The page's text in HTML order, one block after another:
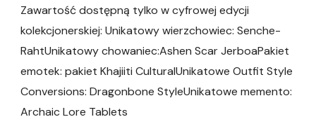
Zawartość dostępną tylko w cyfrowej edycji
kolekcjonerskiej: Unikatowy wierzchowiec: Senche-
RahtUnikatowy chowaniec:Ashen Scar JerboaPakiet
emotek: pakiet Khajiiti CulturalUnikatowe Outfit Style
Conversions: Dragonbone StyleUnikatowe memento:
Archaic Lore Tablets